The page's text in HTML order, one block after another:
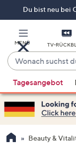
Du bist neu bei
MENÜ TV-
Wonach
suchst
du
heute?
Vorschläge
verfügbar
sind,
verwenden
Sie
Tagesangebot
Beauty &